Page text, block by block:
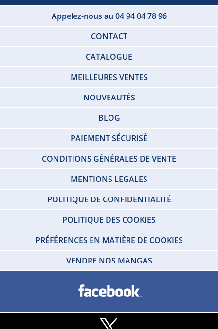
Appelez-nous au 04 94 04 78 96
CONTACT
CATALOGUE
MEILLEURES VENTES
NOUVEAUTÉS
BLOG
PAIEMENT SÉCURISÉ
CONDITIONS GÉNÉRALES DE VENTE
MENTIONS LEGALES
POLITIQUE DE CONFIDENTIALITÉ
POLITIQUE DES COOKIES
PRÉFÉRENCES EN MATIÈRE DE COOKIES
VENDRE NOS MANGAS